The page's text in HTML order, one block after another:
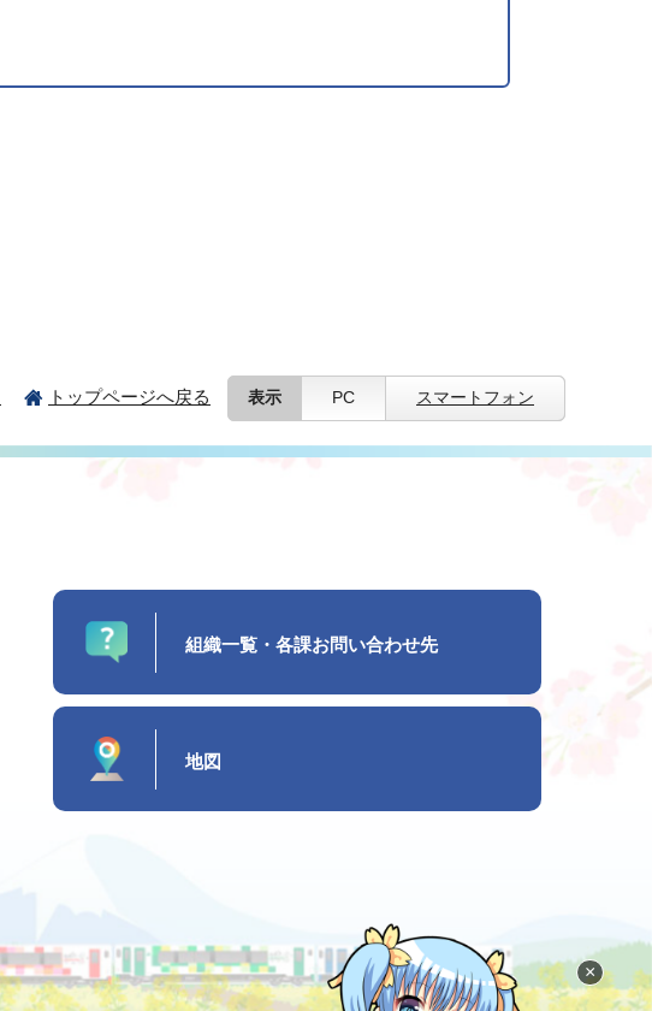
トップページへ戻る 表示 PC スマートフォン
×
組織一覧・各課お問い合わせ先
地図